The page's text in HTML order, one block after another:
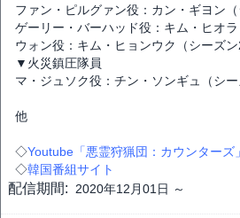
ファン・ピルグァン役：カン・ギヨン（
ゲーリー・バーハッド役：キム・ヒオラ
ウォン役：キム・ヒョンウク（シーズン
▼火災鎮圧隊員
マ・ジュソク役：チン・ソンギュ（シー
他
◇Youtube「悪霊狩猟団：カウンターズ
◇韓国番組サイト
配信期間: 2020年12月01日 ～